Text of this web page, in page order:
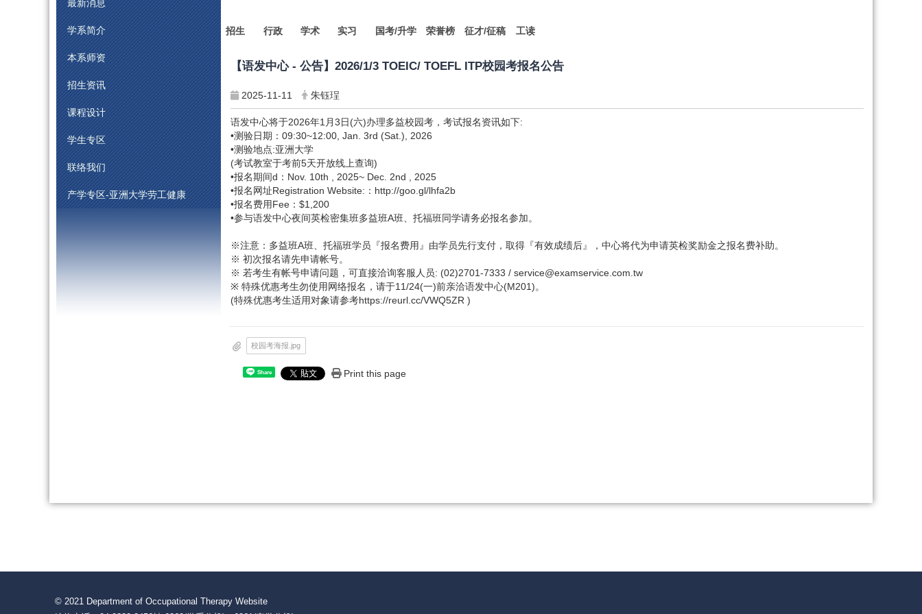
最新消息
学系简介
本系师资
招生资讯
课程设计
学生专区
联络我们
产学专区-亚洲大学劳工健康
招生 行政 学术 实习 国考/升学 荣誉榜 征才/征稿 工读
【语发中心 - 公告】2026/1/3 TOEIC/ TOEFL ITP校园考报名公告
2025-11-11 朱钰珵
语发中心将于2026年1月3日(六)办理多益校园考，考试报名资讯如下:
•测验日期：09:30~12:00, Jan. 3rd (Sat.), 2026
•测验地点:亚洲大学
(考试教室于考前5天开放线上查询)
•报名期间d：Nov. 10th , 2025~ Dec. 2nd , 2025
•报名网址Registration Website:：http://goo.gl/lhfa2b
•报名费用Fee：$1,200
•参与语发中心夜间英检密集班多益班A班、托福班同学请务必报名参加。
※注意：多益班A班、托福班学员『报名费用』由学员先行支付，取得『有效成绩后』，中心将代为申请英检奖励金之报名费补助。
※ 初次报名请先申请帐号。
※ 若考生有帐号申请问题，可直接洽询客服人员: (02)2701-7333 / service@examservice.com.tw
※ 特殊优惠考生勿使用网络报名，请于11/24(一)前亲洽语发中心(M201)。
(特殊优惠考生适用对象请参考https://reurl.cc/VWQ5ZR )
校园考海报.jpg
Share Print this page
© 2021 Department of Occupational Therapy Website